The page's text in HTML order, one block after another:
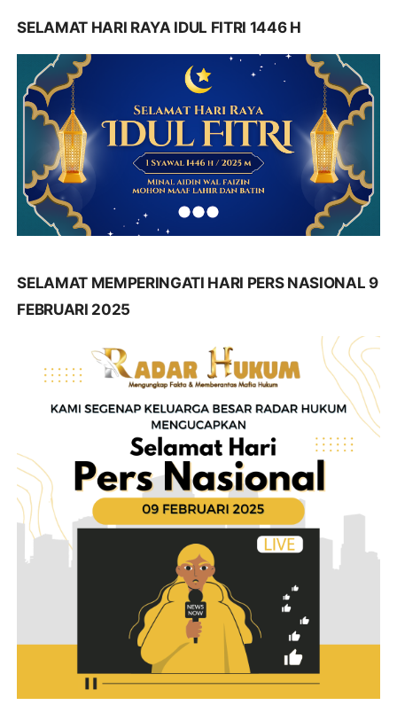
SELAMAT HARI RAYA IDUL FITRI 1446 H
SELAMAT MEMPERINGATI HARI PERS NASIONAL 9
FEBRUARI 2025